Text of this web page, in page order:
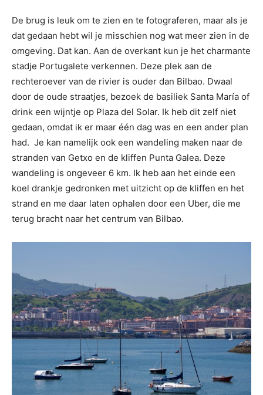
De brug is leuk om te zien en te fotograferen, maar als je
dat gedaan hebt wil je misschien nog wat meer zien in de
omgeving. Dat kan. Aan de overkant kun je het charmante
stadje Portugalete verkennen. Deze plek aan de
rechteroever van de rivier is ouder dan Bilbao. Dwaal
door de oude straatjes, bezoek de basiliek Santa María of
drink een wijntje op Plaza del Solar. Ik heb dit zelf niet
gedaan, omdat ik er maar één dag was en een ander plan
had. Je kan namelijk ook een wandeling maken naar de
stranden van Getxo en de kliffen Punta Galea. Deze
wandeling is ongeveer 6 km. Ik heb aan het einde een
koel drankje gedronken met uitzicht op de kliffen en het
strand en me daar laten ophalen door een Uber, die me
terug bracht naar het centrum van Bilbao.